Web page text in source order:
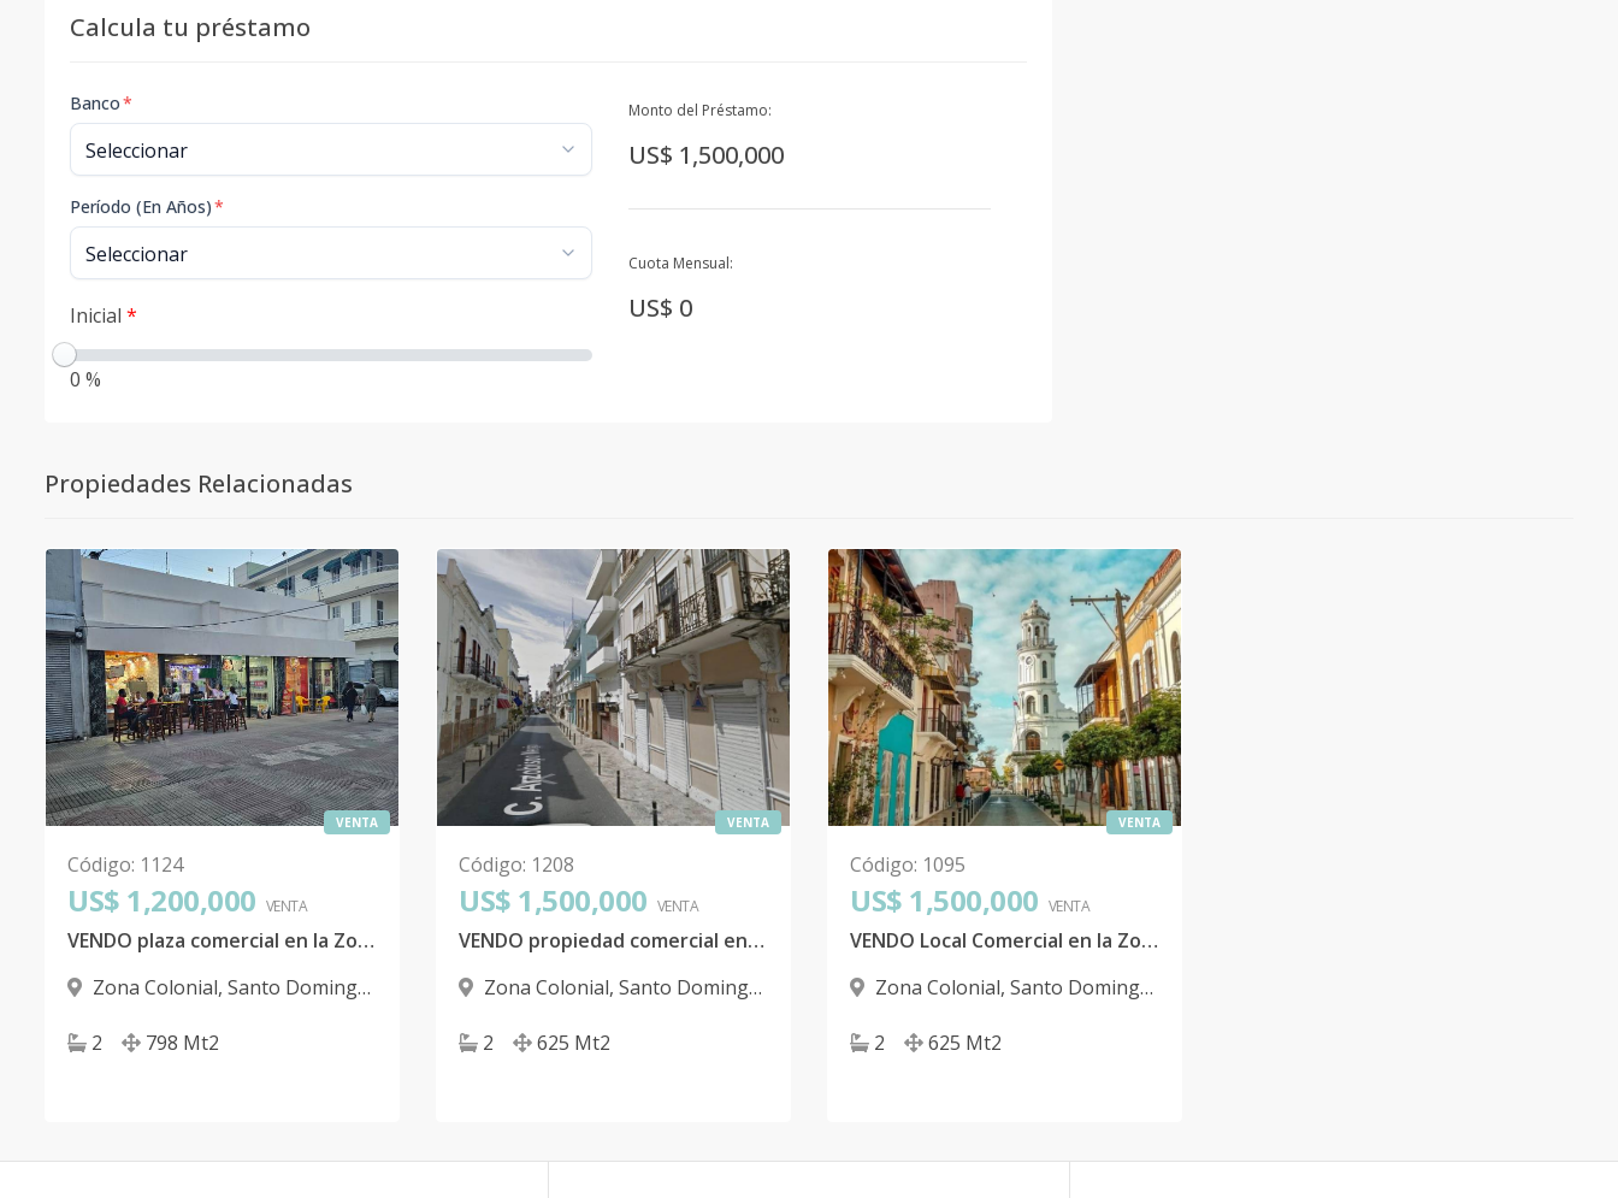
Calcula tu préstamo
Banco*
Período (En Años)*
Inicial *
0 %
Monto del Préstamo:
US$ 1,500,000
Cuota Mensual:
US$ 0
Propiedades Relacionadas
VENTA
Código: 1124
US$ 1,200,000 VENTA
VENDO plaza comercial en la Zona Colonial
Zona Colonial, Santo Domingo
2
798 Mt2
VENTA
Código: 1208
US$ 1,500,000 VENTA
VENDO propiedad comercial en la Zona Colonial
Zona Colonial, Santo Domingo
2
625 Mt2
VENTA
Código: 1095
US$ 1,500,000 VENTA
VENDO Local Comercial en la Zona Colonial
Zona Colonial, Santo Domingo
2
625 Mt2